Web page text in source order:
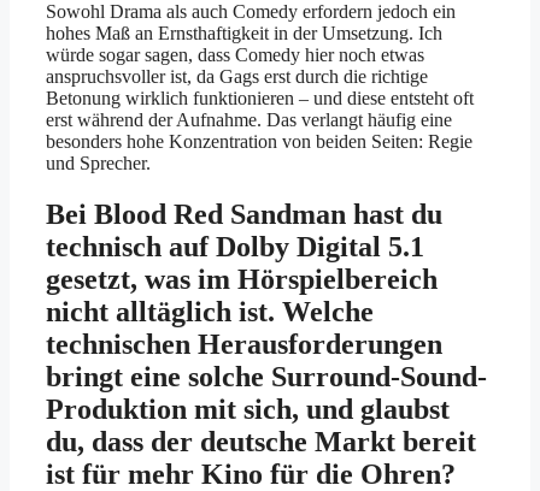
Sowohl Drama als auch Comedy erfordern jedoch ein
hohes Maß an Ernsthaftigkeit in der Umsetzung. Ich
würde sogar sagen, dass Comedy hier noch etwas
anspruchsvoller ist, da Gags erst durch die richtige
Betonung wirklich funktionieren – und diese entsteht oft
erst während der Aufnahme. Das verlangt häufig eine
besonders hohe Konzentration von beiden Seiten: Regie
und Sprecher.
Bei Blood Red Sandman hast du
technisch auf Dolby Digital 5.1
gesetzt, was im Hörspielbereich
nicht alltäglich ist. Welche
technischen Herausforderungen
bringt eine solche Surround-Sound-
Produktion mit sich, und glaubst
du, dass der deutsche Markt bereit
ist für mehr Kino für die Ohren?